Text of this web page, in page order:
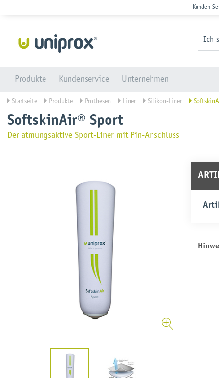
Kunden-
Ich
Produkte Kundenservice Unternehmen
Startseite Produkte Prothesen Liner Silikon-Liner
SoftskinAir® Sport
Der atmungsaktive Sport-Liner mit Pin-Anschluss